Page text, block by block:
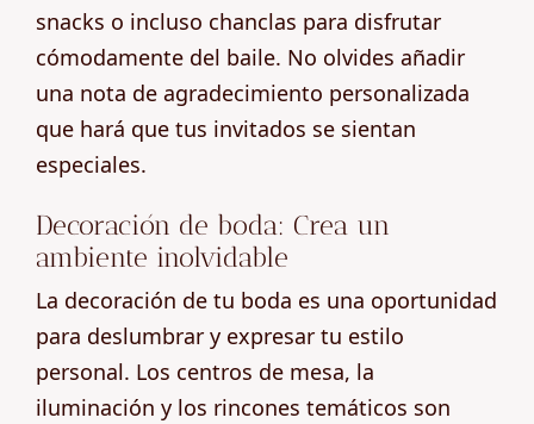
snacks o incluso chanclas para disfrutar
cómodamente del baile. No olvides añadir
una nota de agradecimiento personalizada
que hará que tus invitados se sientan
especiales.
Decoración de boda: Crea un
ambiente inolvidable
La decoración de tu boda es una oportunidad
para deslumbrar y expresar tu estilo
personal. Los centros de mesa, la
iluminación y los rincones temáticos son